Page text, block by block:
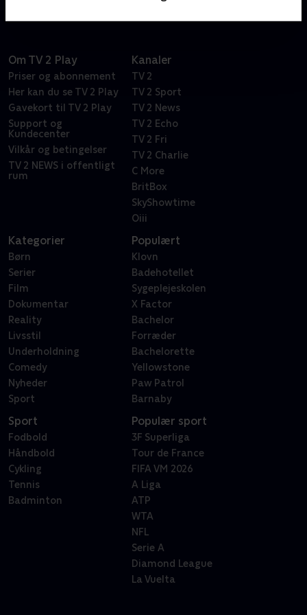
Om TV 2 Play
Priser og abonnement
Her kan du se TV 2 Play
Gavekort til TV 2 Play
Support og
Kundecenter
Vilkår og betingelser
TV 2 NEWS i offentligt
rum
Kanaler
TV 2
TV 2 Sport
TV 2 News
TV 2 Echo
TV 2 Fri
TV 2 Charlie
C More
BritBox
SkyShowtime
Oiii
Kategorier
Børn
Serier
Film
Dokumentar
Reality
Livsstil
Underholdning
Comedy
Nyheder
Sport
Populært
Klovn
Badehotellet
Sygeplejeskolen
X Factor
Bachelor
Forræder
Bachelorette
Yellowstone
Paw Patrol
Barnaby
Sport
Fodbold
Håndbold
Cykling
Tennis
Badminton
Populær sport
3F Superliga
Tour de France
FIFA VM 2026
A Liga
ATP
WTA
NFL
Serie A
Diamond League
La Vuelta